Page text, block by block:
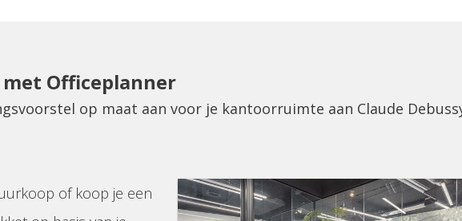
Officeplanner
op maat aan voor je kantoorruimte aan Claude
of koop je een